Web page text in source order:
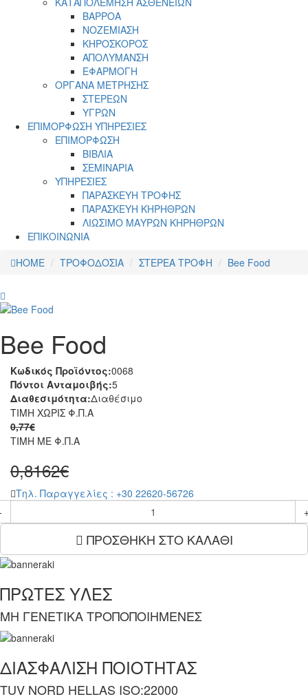
ΒΑΡΡΟΑ
ΝΟΖΕΜΙΑΣΗ
ΚΗΡΟΣΚΟΡΟΣ
ΑΠΟΛΥΜΑΝΣΗ
ΕΦΑΡΜΟΓΗ
ΟΡΓΑΝΑ ΜΕΤΡΗΣΗΣ
ΣΤΕΡΕΩΝ
ΥΓΡΩΝ
ΕΠΙΜΟΡΦΩΣΗ ΥΠΗΡΕΣΙΕΣ
ΕΠΙΜΟΡΦΩΣΗ
ΒΙΒΛΙΑ
ΣΕΜΙΝΑΡΙΑ
ΥΠΗΡΕΣΙΕΣ
ΠΑΡΑΣΚΕΥΗ ΤΡΟΦΗΣ
ΠΑΡΑΣΚΕΥΗ ΚΗΡΗΘΡΩΝ
ΛΙΩΣΙΜΟ ΜΑΥΡΩΝ ΚΗΡΗΘΡΩΝ
ΕΠΙΚΟΙΝΩΝΙΑ
HOME
ΤΡΟΦΟΔΟΣΙΑ ΣΤΕΡΕΑ ΤΡΟΦΗ Bee Food
Bee Food
Κωδικός Προϊόντος:0068
Πόντοι Ανταμοιβής:5
Διαθεσιμότητα:Διαθέσιμο
ΤΙΜΗ ΧΩΡΙΣ Φ.Π.Α
0,77€
ΤΙΜΗ ME Φ.Π.Α
0,8162€
Tηλ. Παραγγελίες : +30 22620-56726
ΠΡΟΣΘΗΚΗ ΣΤΟ ΚΑΛΑΘΙ
ΠΡΩΤΕΣ ΥΛΕΣ
ΜΗ ΓΕΝΕΤΙΚΑ ΤΡΟΠΟΠΟΙΗΜΕΝΕΣ
ΔΙΑΣΦΑΛΙΣΗ ΠΟΙΟΤΗΤΑΣ
TUV NORD HELLAS ISO:22000